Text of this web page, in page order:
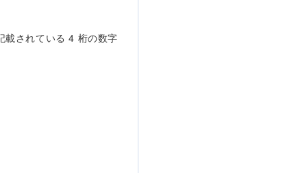
載されている 4 桁の数字